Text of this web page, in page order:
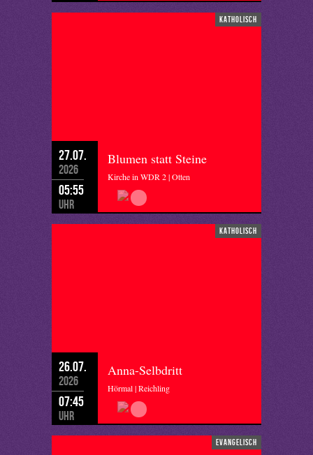
katholisch
27.07.
2026
05:55
Uhr
Blumen statt Steine
Kirche in WDR 2 | Otten
katholisch
26.07.
2026
07:45
Uhr
Anna-Selbdritt
Hörmal | Reichling
evangelisch